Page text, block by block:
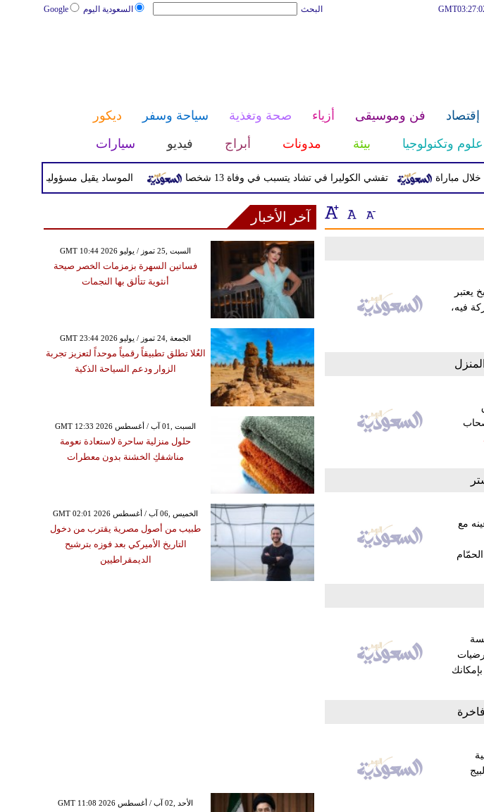
السعودية اليوم Google البحث
إقتصاد فن وموسيقى أزياء صحة وتغذية سياحة وسفر
ديكور
علوم وتكنولوجيا بيئة مدونات أبراج فيديو سيارات
الموساد يقيل مسؤولين بارزين بعد تفشي الكوليرا في تشاد يتسبب في وفاة 13 شخصا
يعتبر
فيه،
مع
آخر الأخبار
GMT 10:44 2026 السبت ,25 تموز / يوليو
فساتين السهرة بزمزمات الخصر صيحة
أنثوية تتألق بها النجمات
GMT 23:44 2026 الجمعة ,24 تموز / يوليو
العُلا تطلق تطبيقاً رقمياً موحداً لتعزيز تجربة
الزوار ودعم السياحة الذكية
GMT 12:33 2026 السبت ,01 آب / أغسطس
حلول منزلية ساحرة لاستعادة نعومة
مناشفكِ الخشنة بدون معطرات
GMT 02:01 2026 الخميس ,06 آب / أغسطس
طبيب من أصول مصرية يقترب من دخول
التاريخ الأميركي بعد فوزه بترشيح
الديمقراطيين
GMT 11:08 2026 الأحد ,02 آب / أغسطس